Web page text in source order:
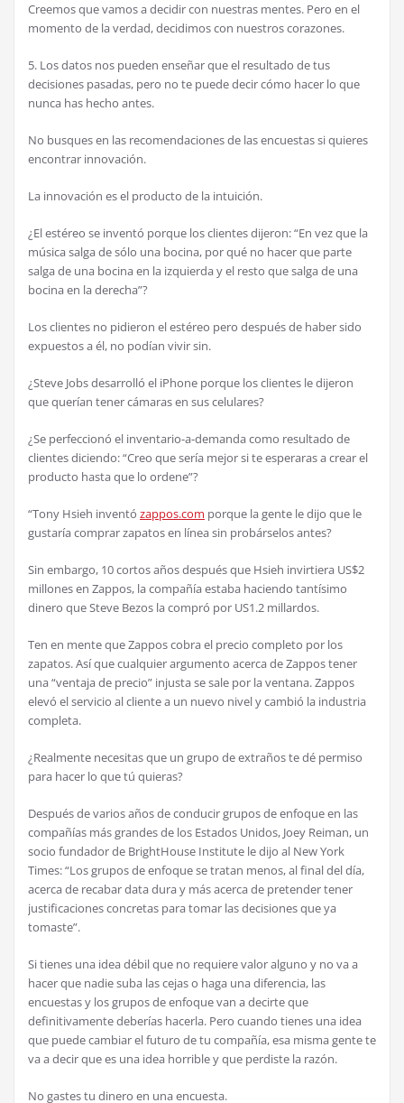
Creemos que vamos a decidir con nuestras mentes. Pero en el
momento de la verdad, decidimos con nuestros corazones.
5. Los datos nos pueden enseñar que el resultado de tus
decisiones pasadas, pero no te puede decir cómo hacer lo que
nunca has hecho antes.
No busques en las recomendaciones de las encuestas si quieres
encontrar innovación.
La innovación es el producto de la intuición.
¿El estéreo se inventó porque los clientes dijeron: “En vez que la
música salga de sólo una bocina, por qué no hacer que parte
salga de una bocina en la izquierda y el resto que salga de una
bocina en la derecha”?
Los clientes no pidieron el estéreo pero después de haber sido
expuestos a él, no podían vivir sin.
¿Steve Jobs desarrolló el iPhone porque los clientes le dijeron
que querían tener cámaras en sus celulares?
¿Se perfeccionó el inventario-a-demanda como resultado de
clientes diciendo: “Creo que sería mejor si te esperaras a crear el
producto hasta que lo ordene”?
“Tony Hsieh inventó zappos.com porque la gente le dijo que le
gustaría comprar zapatos en línea sin probárselos antes?
Sin embargo, 10 cortos años después que Hsieh invirtiera US$2
millones en Zappos, la compañía estaba haciendo tantísimo
dinero que Steve Bezos la compró por US1.2 millardos.
Ten en mente que Zappos cobra el precio completo por los
zapatos. Así que cualquier argumento acerca de Zappos tener
una “ventaja de precio” injusta se sale por la ventana. Zappos
elevó el servicio al cliente a un nuevo nivel y cambió la industria
completa.
¿Realmente necesitas que un grupo de extraños te dé permiso
para hacer lo que tú quieras?
Después de varios años de conducir grupos de enfoque en las
compañías más grandes de los Estados Unidos, Joey Reiman, un
socio fundador de BrightHouse Institute le dijo al New York
Times: “Los grupos de enfoque se tratan menos, al final del día,
acerca de recabar data dura y más acerca de pretender tener
justificaciones concretas para tomar las decisiones que ya
tomaste”.
Si tienes una idea débil que no requiere valor alguno y no va a
hacer que nadie suba las cejas o haga una diferencia, las
encuestas y los grupos de enfoque van a decirte que
definitivamente deberías hacerla. Pero cuando tienes una idea
que puede cambiar el futuro de tu compañía, esa misma gente te
va a decir que es una idea horrible y que perdiste la razón.
No gastes tu dinero en una encuesta.